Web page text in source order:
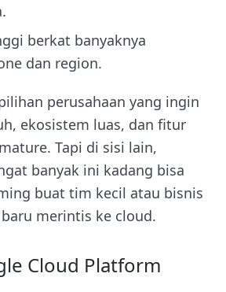
berkat banyaknya
dan region.
perusahaan yang ingin
ekosistem luas, dan fitur
Tapi di sisi lain,
banyak ini kadang bisa
buat tim kecil atau bisnis
merintis ke cloud.
Cloud Platform